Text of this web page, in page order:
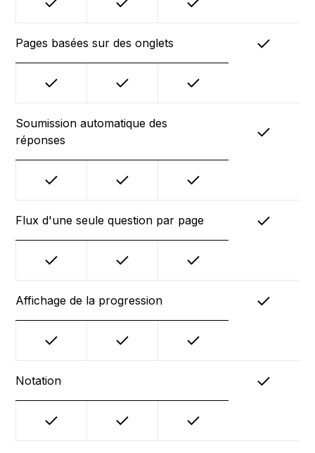
Pages basées sur des onglets
Soumission automatique des
réponses
Flux d'une seule question par page
Affichage de la progression
Notation